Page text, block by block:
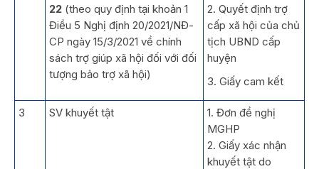
22 (theo quy định tại khoản 1
Điều 5 Nghị định 20/2021/NĐ-
CP ngày 15/3/2021 về chính
sách trợ giúp xã hội đối với đối
tượng bảo trợ xã hội)
2. Quyết định trợ
cấp xã hội của chủ
tịch UBND cấp
huyện
3. Giấy cam kết
3 SV khuyết tật
1. Đơn đề nghị
MGHP
2. Giấy xác nhận
khuyết tật do